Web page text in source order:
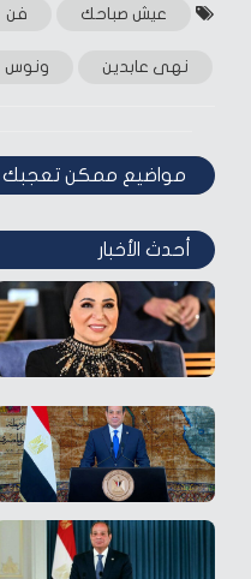
عيش صباحك فن
نهى عابدين ونوس
مواضيع ممكن تعجبك
أحدث الأخبار